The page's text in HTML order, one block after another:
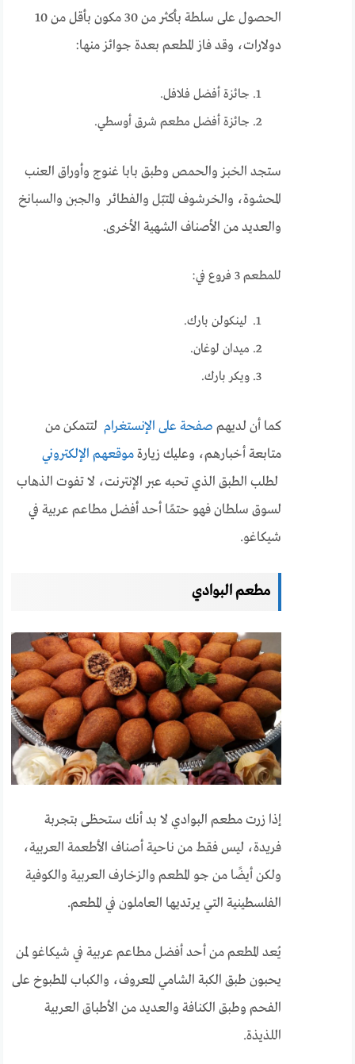
الحصول على سلطة بأكثر من 30 مكون بأقل من 10
دولارات، وقد فاز المطعم بعدة جوائز منها:
جائزة أفضل فلافل.
جائزة أفضل مطعم شرق أوسطي.
ستجد الخبز والحمص وطبق بابا غنوج وأوراق العنب
المحشوة، والخرشوف المتبّل والفطائر والجبن والسبانخ
والعديد من الأصناف الشهية الأخرى.
للمطعم 3 فروع في:
لينكولن بارك.
ميدان لوغان.
ويكر بارك.
كما أن لديهم صفحة على الإنستغرام لتتمكن من
متابعة أخبارهم، وعليك زيارةموقعهم الإلكتروني
لطلب الطبق الذي تحبه عبر الإنترنت، لا تفوت الذهاب
لسوق سلطان فهو حتمًا أحد أفضل مطاعم عربية في
شيكاغو.
مطعم البوادي
إذا زرت مطعم البوادي لا بد أنك ستحظى بتجربة
فريدة، ليس فقط من ناحية أصناف الأطعمة العربية،
ولكن أيضًا من جو المطعم والزخارف العربية والكوفية
الفلسطينية التي يرتديها العاملون في المطعم.
يُعد المطعم من أحد أفضل مطاعم عربية في شيكاغو لمن
يحبون طبق الكبة الشامي المعروف، والكباب المطبوخ على
الفحم وطبق الكنافة والعديد من الأطباق العربية
اللذيذة.